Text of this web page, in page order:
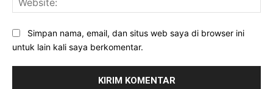
Simpan nama, email, dan situs web saya di browser ini
untuk lain kali saya berkomentar.